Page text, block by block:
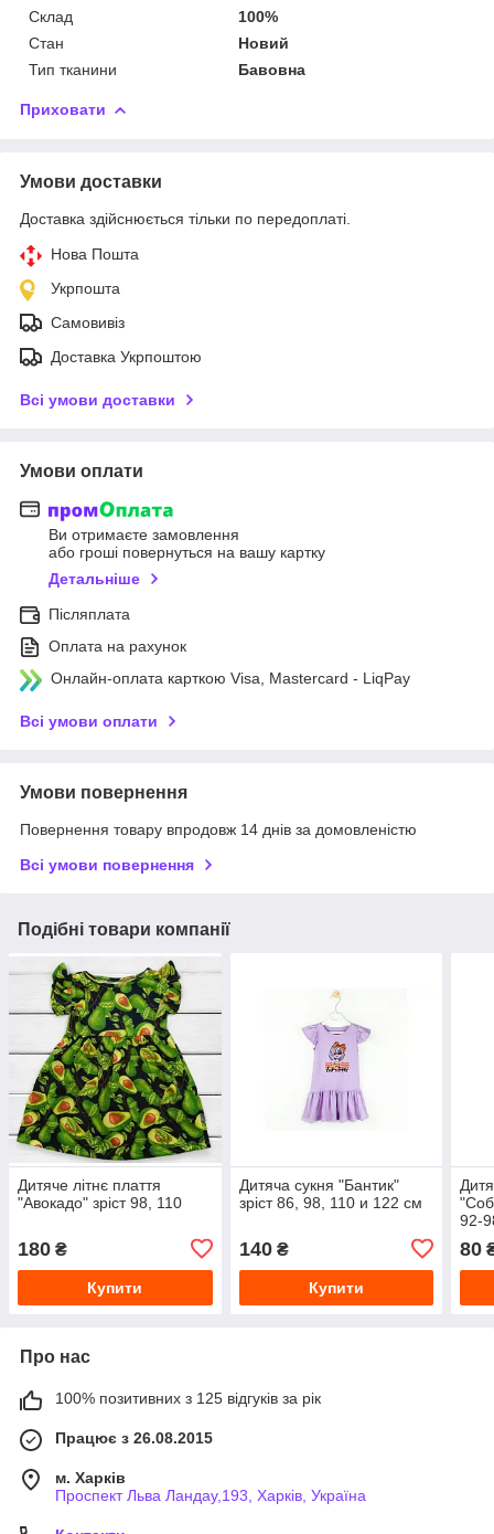
Склад
100%
Стан
Новий
Тип тканини
Бавовна
Приховати
Умови доставки
Доставка здійснюється тільки по передоплаті.
Нова Пошта
Укрпошта
Самовивіз
Доставка Укрпоштою
Всі умови доставки
Умови оплати
Ви отримаєте замовлення
або гроші повернуться на вашу картку
Детальніше
Післяплата
Оплата на рахунок
Онлайн-оплата карткою Visa, Mastercard - LiqPay
Всі умови оплати
Умови повернення
Повернення товару впродовж 14 днів за домовленістю
Всі умови повернення
Подібні товари компанії
Дитяче літнє плаття
"Авокадо" зріст 98, 110
180 ₴
Купити
Дитяча сукня "Бантик"
зріст 86, 98, 110 и 122 см
140₴
Купити
92-
80
Про нас
100% позитивних з 125 відгуків за рік
Працює з 26.08.2015
м. Харків
Проспект Льва Ландау,193, Харків, Україна